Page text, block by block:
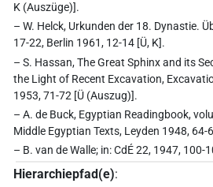
K (Auszüge)].
– W. Helck, Urkunden der 18. Dynastie.
17-22, Berlin 1961, 12-14 [Ü, K].
– S. Hassan, The Great Sphinx and its
the Light of Recent Excavation,
1953, 71-72 [Ü (Auszug)].
– A. de Buck, Egyptian Readingbook,
Middle Egyptian Texts, Leyden 1948, 64-
– B. van de Walle; in: CdÉ 22, 1947, 100-
Hierarchiepfad(e):